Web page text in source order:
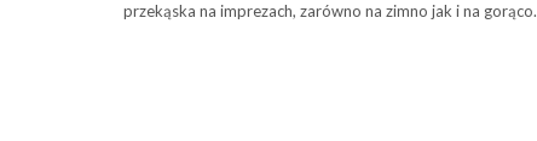
przekąska na imprezach, zarówno na zimno jak i na gorąco.